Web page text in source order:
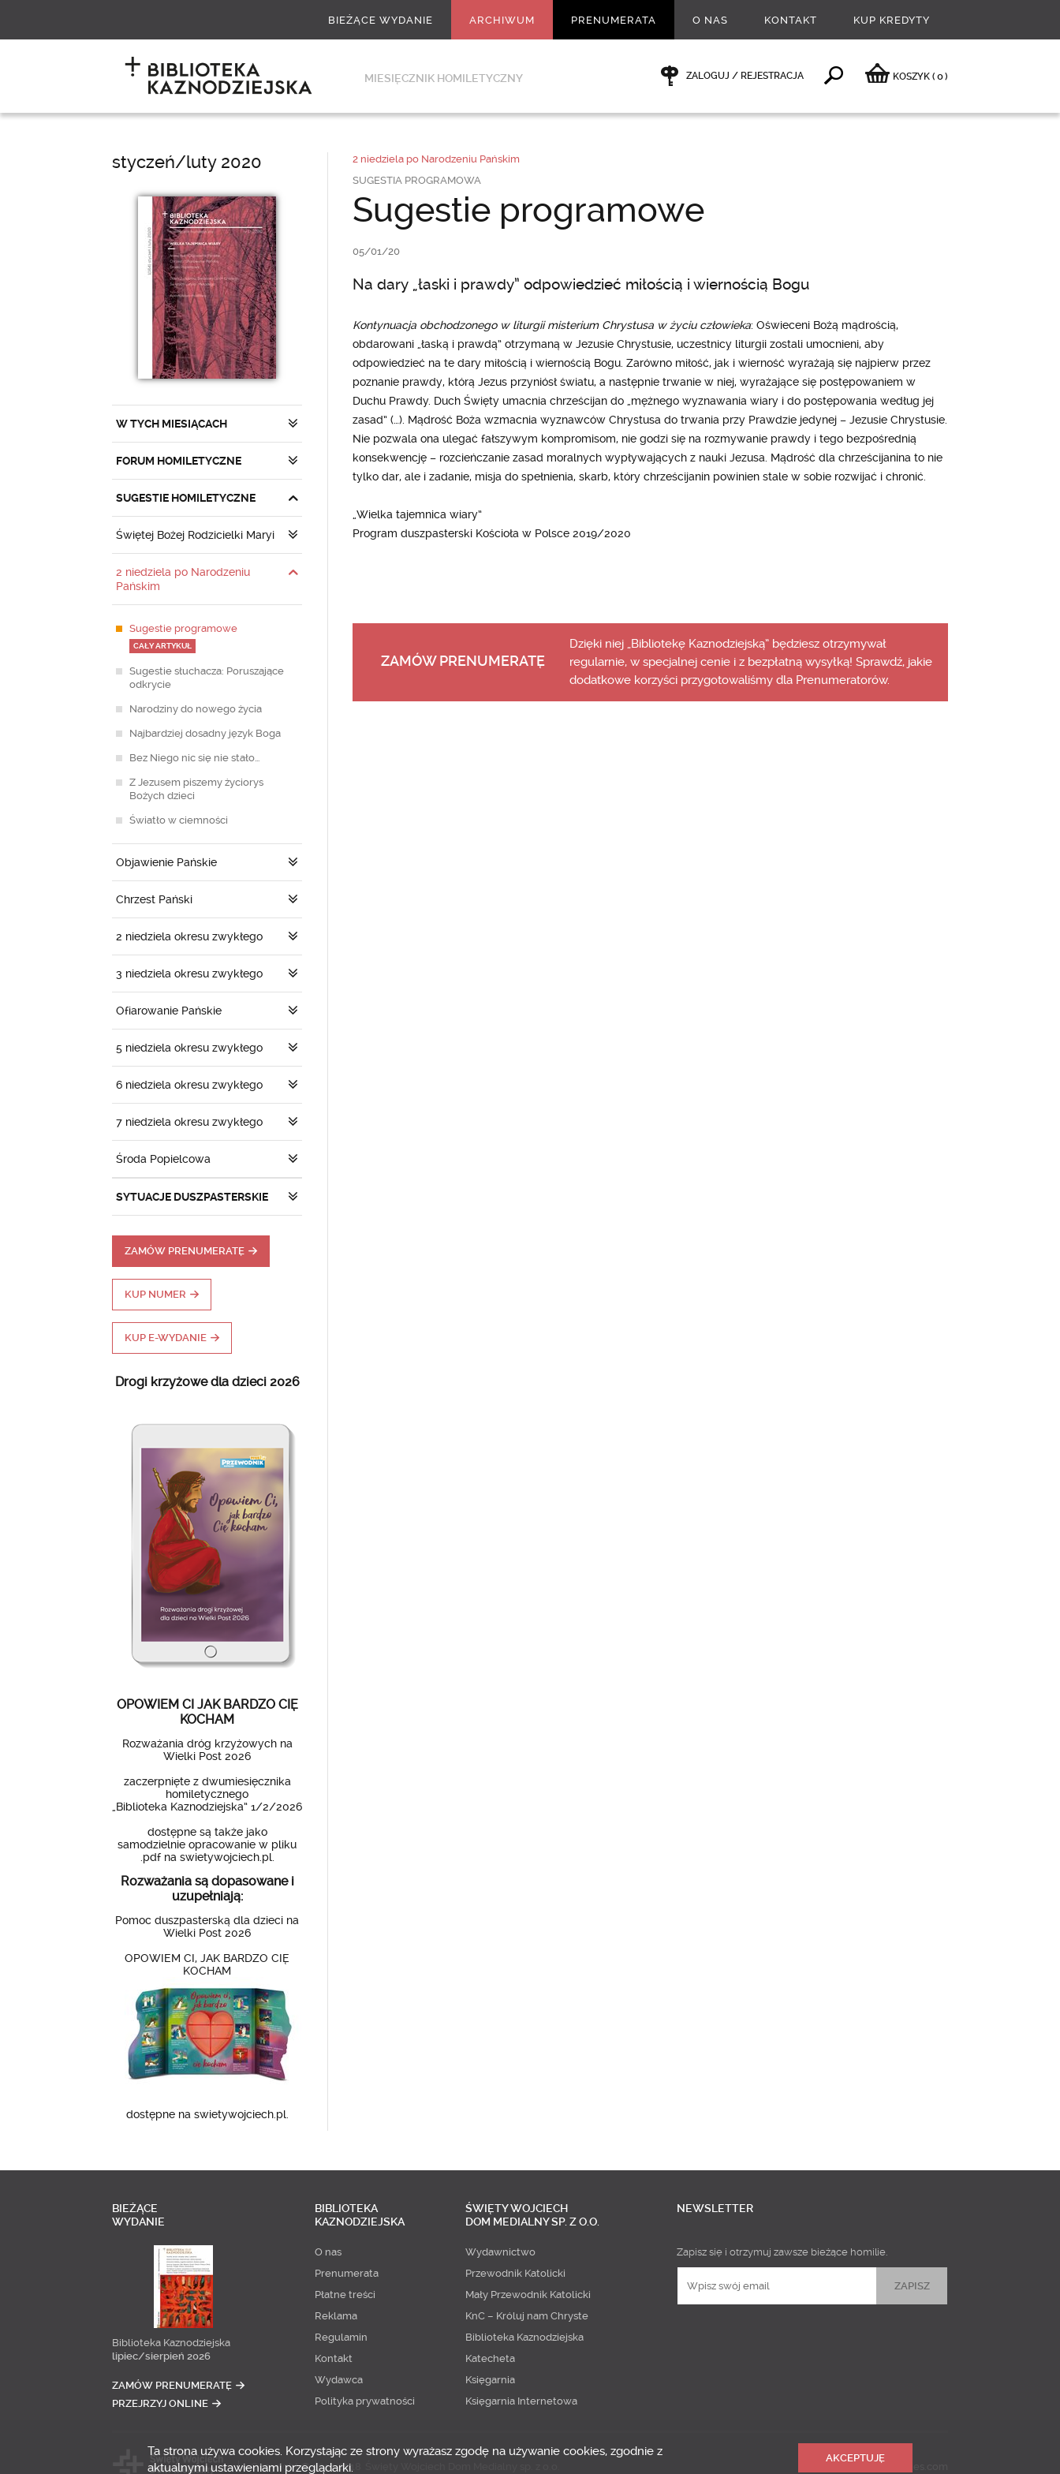
BIEŻĄCE WYDANIE ARCHIWUM PRENUMERATA O NAS KONTAKT KUP KREDYTY
MIESIĘCZNIK HOMILETYCZNY ZALOGUJ / REJESTRACJA KOSZYK ( 0)
styczeń/luty 2020
W TYCH MIESIĄCACH
FORUM HOMILETYCZNE
SUGESTIE HOMILETYCZNE
Świętej Bożej Rodzicielki Maryi
2 niedziela po Narodzeniu
Pańskim
Sugestie programowe
CAŁY ARTYKUŁ
Sugestie słuchacza: Poruszające
odkrycie
Narodziny do nowego życia
Najbardziej dosadny język Boga
Bez Niego nic się nie stało…
Z Jezusem piszemy życiorys
Bożych dzieci
Światło w ciemności
Objawienie Pańskie
Chrzest Pański
2 niedziela okresu zwykłego
3 niedziela okresu zwykłego
Ofiarowanie Pańskie
5 niedziela okresu zwykłego
6 niedziela okresu zwykłego
7 niedziela okresu zwykłego
Środa Popielcowa
SYTUACJE DUSZPASTERSKIE
ZAMÓW PRENUMERATĘ
KUP NUMER
KUP E-WYDANIE
Drogi krzyżowe dla dzieci 2026
OPOWIEM CI JAK BARDZO CIĘ
KOCHAM
Rozważania dróg krzyżowych na
Wielki Post 2026
zaczerpnięte z dwumiesięcznika
homiletycznego
„Biblioteka Kaznodziejska” 1/2/2026
dostępne są także jako
samodzielnie opracowanie w pliku
.pdf na swietywojciech.pl.
Rozważania są dopasowane i
uzupełniają:
Pomoc duszpasterską dla dzieci na
Wielki Post 2026
OPOWIEM CI, JAK BARDZO CIĘ
KOCHAM
dostępne na swietywojciech.pl.
2 niedziela po Narodzeniu Pańskim
SUGESTIA PROGRAMOWA
Sugestie programowe
05/01/20
Na dary „łaski i prawdy” odpowiedzieć miłością i wiernością Bogu
Kontynuacja obchodzonego w liturgii misterium Chrystusa w życiu człowieka: Oświeceni Bożą mądrością,
obdarowani „łaską i prawdą” otrzymaną w Jezusie Chrystusie, uczestnicy liturgii zostali umocnieni, aby
odpowiedzieć na te dary miłością i wiernością Bogu. Zarówno miłość, jak i wierność wyrażają się najpierw przez
poznanie prawdy, którą Jezus przyniósł światu, a następnie trwanie w niej, wyrażające się postępowaniem w
Duchu Prawdy. Duch Święty umacnia chrześcijan do „mężnego wyznawania wiary i do postępowania według jej
zasad” (…). Mądrość Boża wzmacnia wyznawców Chrystusa do trwania przy Prawdzie jedynej – Jezusie Chrystusie.
Nie pozwala ona ulegać fałszywym kompromisom, nie godzi się na rozmywanie prawdy i tego bezpośrednią
konsekwencję – rozcieńczanie zasad moralnych wypływających z nauki Jezusa. Mądrość dla chrześcijanina to nie
tylko dar, ale i zadanie, misja do spełnienia, skarb, który chrześcijanin powinien stale w sobie rozwijać i chronić.
„Wielka tajemnica wiary”
Program duszpasterski Kościoła w Polsce 2019/2020
ZAMÓW PRENUMERATĘ
Dzięki niej „Bibliotekę Kaznodziejską” będziesz otrzymywał
regularnie, w specjalnej cenie i z bezpłatną wysyłką! Sprawdź, jakie
dodatkowe korzyści przygotowaliśmy dla Prenumeratorów.
BIEŻĄCE
WYDANIE
Biblioteka Kaznodziejska
lipiec/sierpień 2026
ZAMÓW PRENUMERATĘ
PRZEJRZYJ ONLINE
BIBLIOTEKA
KAZNODZIEJSKA
O nas
Prenumerata
Płatne treści
Reklama
Regulamin
Kontakt
Wydawca
Polityka prywatności
ŚWIĘTY WOJCIECH
DOM MEDIALNY SP. Z O.O.
Wydawnictwo
Przewodnik Katolicki
Mały Przewodnik Katolicki
KnC – Króluj nam Chryste
Biblioteka Kaznodziejska
Katecheta
Księgarnia
Księgarnia Internetowa
NEWSLETTER
Zapisz się i otrzymuj zawsze bieżące homilie.
Copyright © 2014-2018 Predictes.com
Ta strona używa cookies. Korzystając ze strony wyrażasz zgodę na używanie cookies, zgodnie z
aktualnymi ustawieniami przeglądarki.
AKCEPTUJĘ